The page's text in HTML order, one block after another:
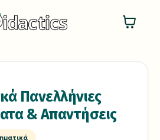
Πανελλήνιες
& Απαντήσεις